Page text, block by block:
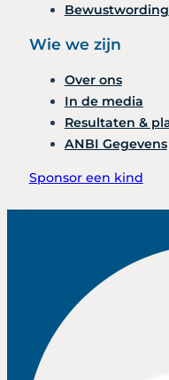
Bewustwording
Wie we zijn
Over ons
In de media
Resultaten &
ANBI Gegevens
Sponsor een kind